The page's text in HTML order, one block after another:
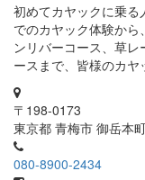
初めてカヤックに乗
でのカヤック体験か
ンリバーコース、草
ースまで、皆様のカヤ
〒198-0173
東京都 青梅市 御岳本
080-8900-2434